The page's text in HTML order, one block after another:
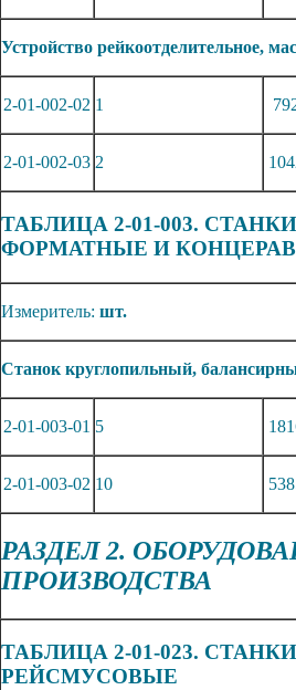
Устройство рейкоотделительное,
2-01-002-02 1
2-01-002-03 2
ТАБЛИЦА 2-01-003.
ФОРМАТНЫЕ И
Измеритель: шт.
Станок круглопильный,
2-01-003-01 5
2-01-003-02 10
РАЗДЕЛ 2.
ПРОИЗВОДСТВА
ТАБЛИЦА 2-01-023.
РЕЙСМУСОВЫЕ